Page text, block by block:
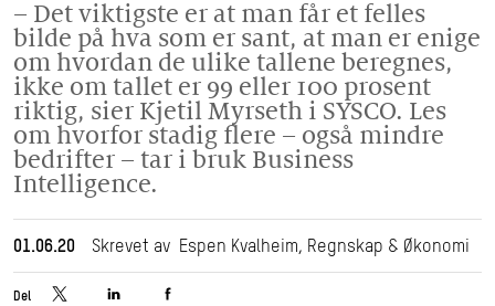
2026
– Det viktigste er at man får et felles
bilde på hva som er sant, at man er enige
om hvordan de ulike tallene beregnes,
ikke om tallet er 99 eller 100 prosent
riktig, sier Kjetil Myrseth i SYSCO. Les
om hvorfor stadig flere – også mindre
bedrifter – tar i bruk Business
Intelligence.
01.06.20 Skrevet av Espen Kvalheim, Regnskap & Økonomi
Del